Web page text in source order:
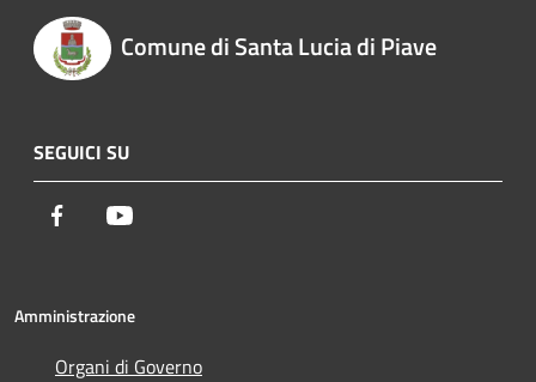
Comune di Santa Lucia di Piave
SEGUICI SU
Facebook
Amministrazione
Organi di Governo